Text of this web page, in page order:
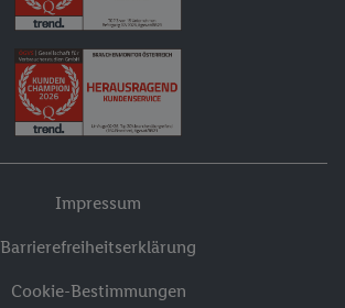
Impressum
Barrierefreiheitserklärung
Cookie-Bestimmungen